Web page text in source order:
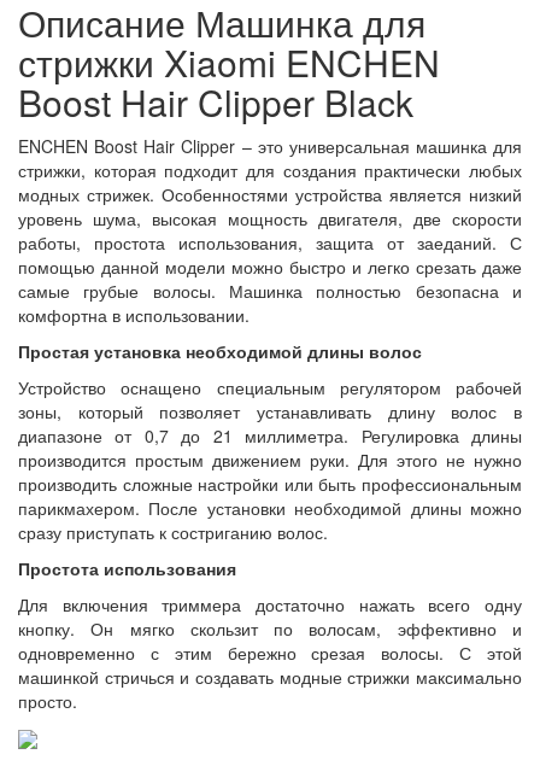
Описание Машинка для
стрижки Xiaomi ENCHEN
Boost Hair Clipper Black
ENCHEN Boost Hair Clipper – это универсальная машинка для
стрижки, которая подходит для создания практически любых
модных стрижек. Особенностями устройства является низкий
уровень шума, высокая мощность двигателя, две скорости
работы, простота использования, защита от заеданий. С
помощью данной модели можно быстро и легко срезать даже
самые грубые волосы. Машинка полностью безопасна и
комфортна в использовании.
Простая установка необходимой длины волос
Устройство оснащено специальным регулятором рабочей
зоны, который позволяет устанавливать длину волос в
диапазоне от 0,7 до 21 миллиметра. Регулировка длины
производится простым движением руки. Для этого не нужно
производить сложные настройки или быть профессиональным
парикмахером. После установки необходимой длины можно
сразу приступать к состриганию волос.
Простота использования
Для включения триммера достаточно нажать всего одну
кнопку. Он мягко скользит по волосам, эффективно и
одновременно с этим бережно срезая волосы. С этой
машинкой стричься и создавать модные стрижки максимально
просто.